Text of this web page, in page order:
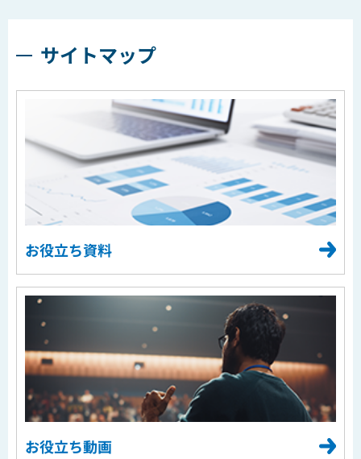
サイトマップ
お役立ち資料
お役立ち動画